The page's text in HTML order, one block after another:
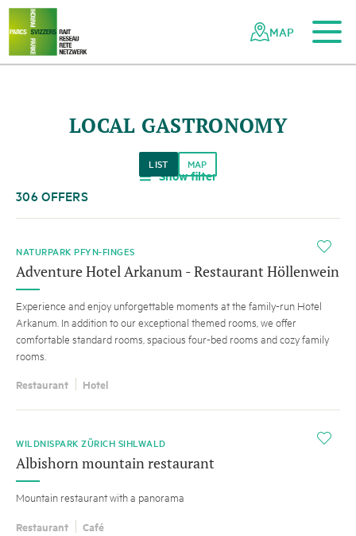
Navigating
the
Swiss
parks
Quick
navigation
To the main content
To the mobile navigation
To search
To the footer
To the sitemap
MAP
LOCAL GASTRONOMY
a Show filter
LIST MAP
306 OFFERS
i
NATURPARK PFYN-FINGES
Adventure Hotel Arkanum - Restaurant Höllenwein
Experience and enjoy unforgettable moments at the family-run Hotel
Arkanum. In addition to our exceptional themed rooms, we offer
comfortable standard rooms, spacious four-bed rooms and cozy family
rooms.
Restaurant Hotel
i
WILDNISPARK ZÜRICH SIHLWALD
Albishorn mountain restaurant
Mountain restaurant with a panorama
Restaurant Café